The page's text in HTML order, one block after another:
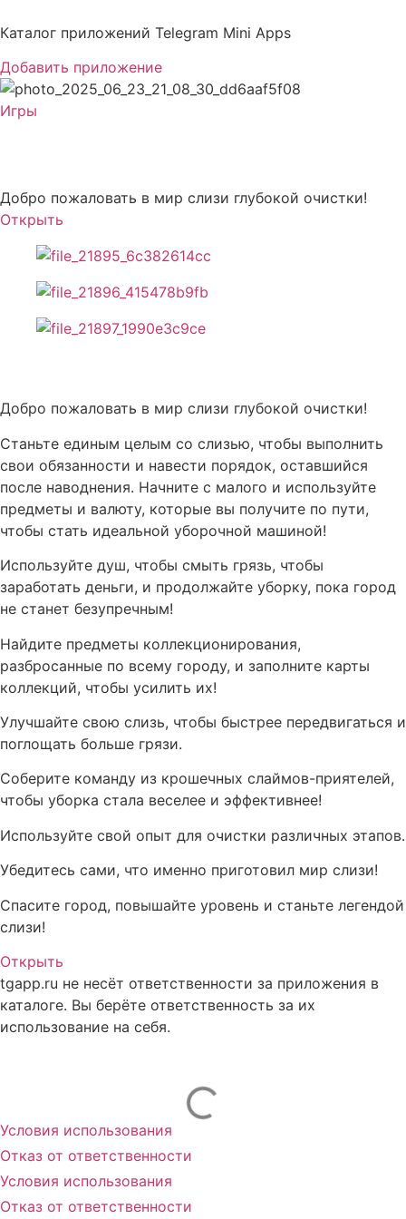
к
Каталог приложений Telegram Mini Apps
Добавить приложение
Игры
Добро пожаловать в мир слизи глубокой очистки!
Открыть
Добро пожаловать в мир слизи глубокой очистки!
Станьте единым целым со слизью, чтобы выполнить
свои обязанности и навести порядок, оставшийся
после наводнения. Начните с малого и используйте
предметы и валюту, которые вы получите по пути,
чтобы стать идеальной уборочной машиной!
Используйте душ, чтобы смыть грязь, чтобы
заработать деньги, и продолжайте уборку, пока город
не станет безупречным!
Найдите предметы коллекционирования,
разбросанные по всему городу, и заполните карты
коллекций, чтобы усилить их!
Улучшайте свою слизь, чтобы быстрее передвигаться и
поглощать больше грязи.
Соберите команду из крошечных слаймов-приятелей,
чтобы уборка стала веселее и эффективнее!
Используйте свой опыт для очистки различных этапов.
Убедитесь сами, что именно приготовил мир слизи!
Спасите город, повышайте уровень и станьте легендой
слизи!
Открыть
tgapp.ru не несёт ответственности за приложения в
каталоге. Вы берёте ответственность за их
использование на себя.
Условия использования
Отказ от ответственности
Условия использования
Отказ от ответственности